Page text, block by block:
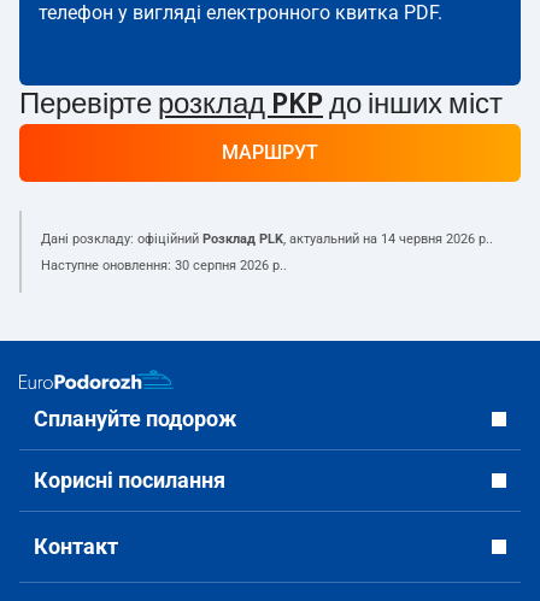
телефон у вигляді електронного квитка PDF.
Перевірте розклад PKP до інших міст
МАРШРУТ
Дані розкладу: офіційний Розклад PLK, актуальний на 14 червня 2026 р..
Наступне оновлення: 30 серпня 2026 р..
Сплануйте подорож
Корисні посилання
Контакт